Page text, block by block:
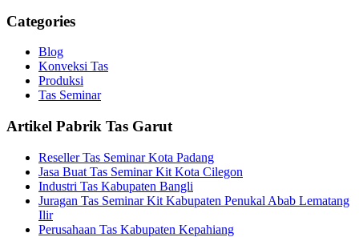
Categories
Blog
Konveksi Tas
Produksi
Tas Seminar
Artikel Pabrik Tas Garut
Reseller Tas Seminar Kota Padang
Jasa Buat Tas Seminar Kit Kota Cilegon
Industri Tas Kabupaten Bangli
Juragan Tas Seminar Kit Kabupaten Penukal Abab Lematang
Ilir
Perusahaan Tas Kabupaten Kepahiang